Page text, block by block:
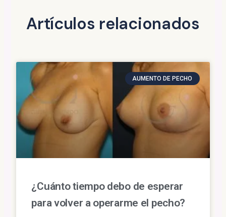
Artículos relacionados
AUMENTO DE PECHO
¿Cuánto tiempo debo de esperar
para volver a operarme el pecho?